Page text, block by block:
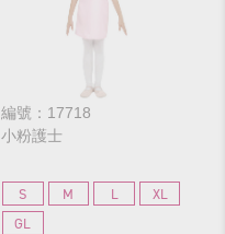
編號：17718
小粉護士
S M L
XL
GL